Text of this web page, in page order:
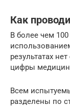
Как
В более чем
результатах
цифры
Всем
разделены по